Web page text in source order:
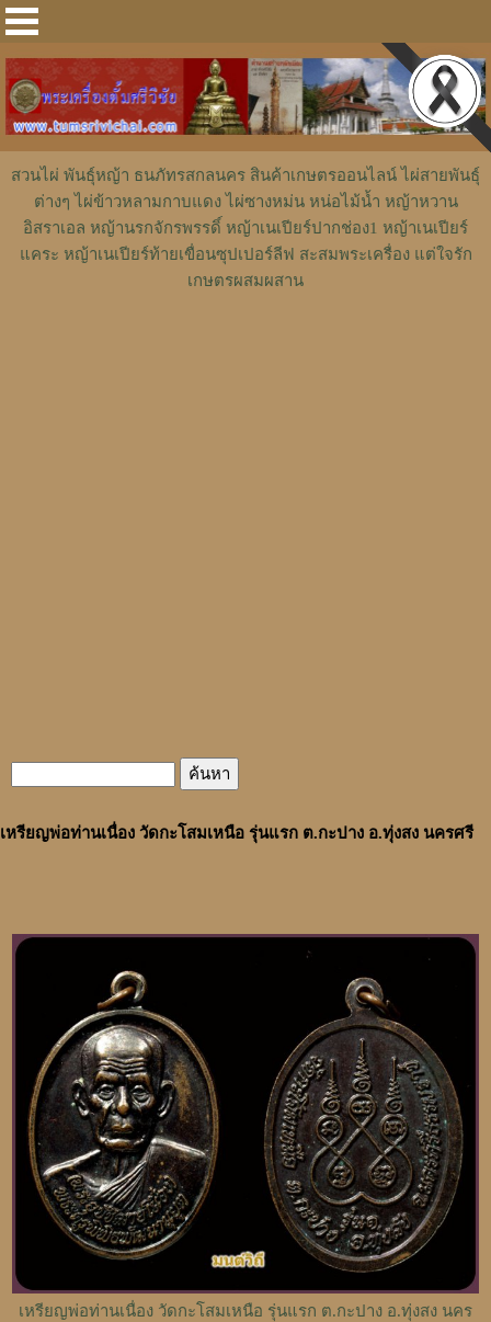
สวนไผ่ พันธุ์หญ้า ธนภัทรสกลนคร สินค้าเกษตรออนไลน์ ไผ่สายพันธุ์
ต่างๆ ไผ่ข้าวหลามกาบแดง ไผ่ซางหม่น หน่อไม้น้ำ หญ้าหวาน
อิสราเอล หญ้านรกจักรพรรดิ์ หญ้าเนเปียร์ปากช่อง1 หญ้าเนเปียร์
แคระ หญ้าเนเปียร์ท้ายเขื่อนซุปเปอร์ลีฟ สะสมพระเครื่อง แต่ใจรัก
เกษตรผสมผสาน
เหรียญพ่อท่านเนื่อง วัดกะโสมเหนือ รุ่นแรก ต.กะปาง อ.ทุ่งสง นครศรี
เหรียญพ่อท่านเนื่อง วัดกะโสมเหนือ รุ่นแรก ต.กะปาง อ.ทุ่งสง นคร